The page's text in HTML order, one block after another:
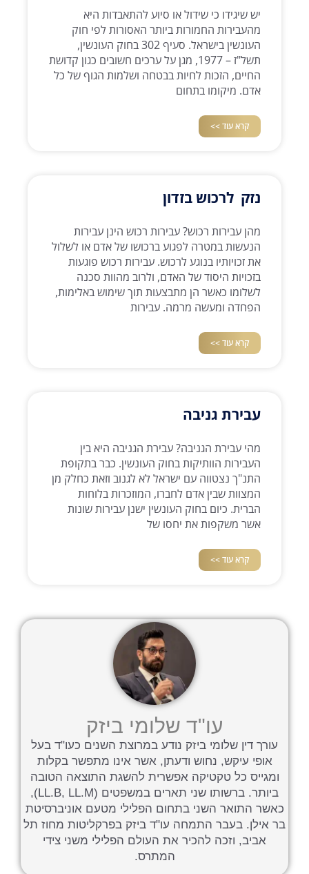
יש שיגידו כי שידול או סיוע להתאבדות היא
מהעבירות החמורות ביותר האסורות לפי חוק
העונשין בישראל. סעיף 302 בחוק העונשין,
תשל"ז – 1977, מגן על ערכים חשובים כגון קדושת
החיים, הזכות לחיות בבטחה ושלמות הגוף של כל
אדם. מיקומו בתחום
קרא עוד >>
נזק לרכוש בזדון
מהן עבירות רכוש? עבירות רכוש הינן עבירות
הנעשות במטרה לפגוע ברכושו של אדם או לשלול
את זכויותיו בנוגע לרכוש. עבירות רכוש פוגעות
בזכויות היסוד של האדם, ולרוב מהוות סכנה
לשלומו כאשר הן מתבצעות תוך שימוש באלימות,
הפחדה ומעשה מרמה. עבירות
קרא עוד >>
עבירת גניבה
מהי עבירת הגניבה? עבירת הגניבה היא בין
העבירות הוותיקות בחוק העונשין. כבר בתקופת
התנ"ך נצטווה עם ישראל לא לגנוב וזאת כחלק מן
המצוות שבין אדם לחברו, המוזכרות בלוחות
הברית. כיום בחוק העונשין ישנן עבירות שונות
אשר משקפות את יחסו של
קרא עוד >>
עו"ד שלומי ביזק
עורך דין שלומי ביזק נודע במרוצת השנים כעו"ד בעל
אופי עיקש, נחוש ודעתן, אשר אינו מתפשר בקלות
ומגייס כל טקטיקה אפשרית להשגת התוצאה הטובה
ביותר. ברשותו שני תארים במשפטים (LL.B, LL.M),
כאשר התואר השני בתחום הפלילי מטעם אוניברסיטת
בר אילן. בעבר התמחה עו"ד ביזק בפרקליטות מחוז תל
אביב, וזכה להכיר את העולם הפלילי משני צידי
המתרס.